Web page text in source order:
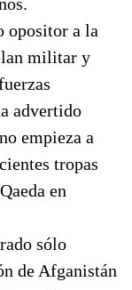
opositor a la
militar y
advertido
empieza a
tropas
en
sólo
de Afganistán